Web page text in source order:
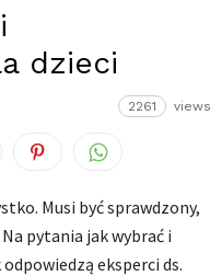
dzieci
2261 views
Musi być sprawdzony,
pytania jak wybrać i
eksperci ds.